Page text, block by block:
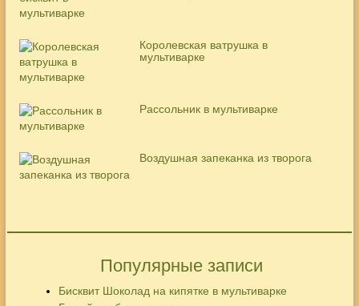
Королевская ватрушка в
мультиварке
Рассольник в мультиварке
Воздушная запеканка из творога
Популярные записи
Бисквит Шоколад на кипятке в мультиварке